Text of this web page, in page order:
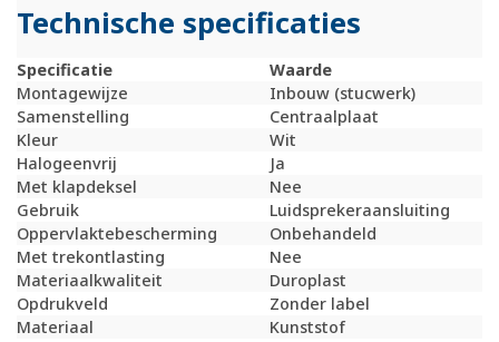
Technische specificaties
Specificatie
Waarde
Montagewijze
Inbouw (stucwerk)
Samenstelling
Centraalplaat
Kleur
Wit
Halogeenvrij
Ja
Met klapdeksel
Nee
Gebruik
Luidsprekeraansluiting
Oppervlaktebescherming
Onbehandeld
Met trekontlasting
Nee
Materiaalkwaliteit
Duroplast
Opdrukveld
Zonder label
Materiaal
Kunststof